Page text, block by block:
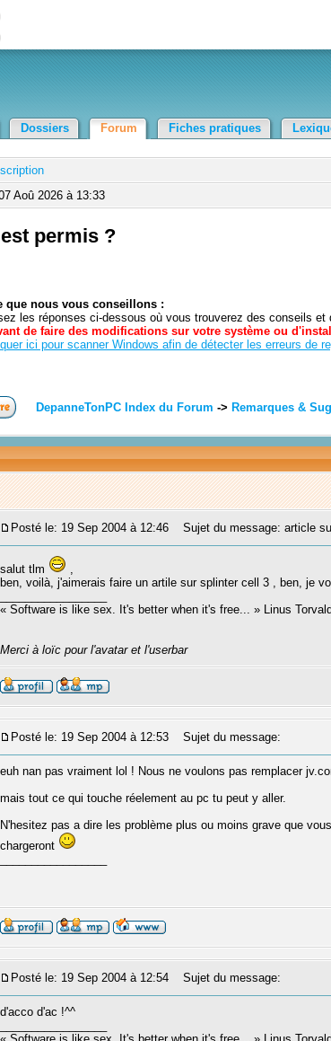
Dossiers Forum Fiches pratiques
Aoû 2026 à 13:33
permis ?
que nous vous conseillons :
les réponses ci-dessous où vous trouverez des conseils
de faire des modifications sur votre système ou
ici pour scanner Windows afin de détecter les erreurs de
DepanneTonPC Index du Forum -> Remarques &
Posté le: 19 Sep 2004 à 12:46 Sujet du message: article
salut tlm
,
ben, voilà, j'aimerais faire un artile sur splinter cell 3 , ben, je
« Software is like sex. It's better when it's free... » Linus
Merci à loïc pour l'avatar et l'userbar
Posté le: 19 Sep 2004 à 12:53 Sujet du message:
euh nan pas vraiment lol ! Nous ne voulons pas remplacer
mais tout ce qui touche réelement au pc tu peut y aller.
N'hesitez pas a dire les problème plus ou moins grave que
chargeront
Posté le: 19 Sep 2004 à 12:54 Sujet du message:
d'acco d'ac !^^